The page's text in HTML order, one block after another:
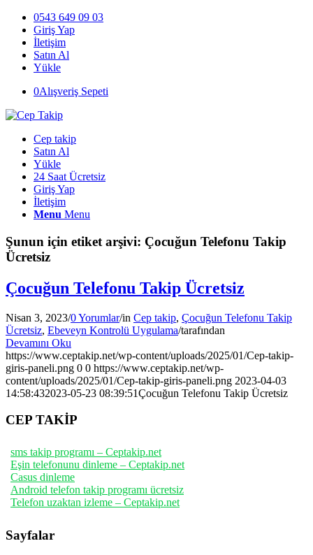
0543 649 09 03
Giriş Yap
İletişim
Satın Al
Yükle
0Alışveriş Sepeti
Cep takip
Satın Al
Yükle
24 Saat Ücretsiz
Giriş Yap
İletişim
Menu Menu
Şunun için etiket arşivi: Çocuğun Telefonu Takip
Ücretsiz
Çocuğun Telefonu Takip Ücretsiz
Nisan 3, 2023/0 Yorumlar/in Cep takip, Çocuğun Telefonu Takip
Ücretsiz, Ebeveyn Kontrolü Uygulama/tarafından
Devamını Oku
https://www.ceptakip.net/wp-content/uploads/2025/01/Cep-takip-
giris-paneli.png 0 0 https://www.ceptakip.net/wp-
content/uploads/2025/01/Cep-takip-giris-paneli.png 2023-04-03
14:58:432023-05-23 08:39:51Çocuğun Telefonu Takip Ücretsiz
CEP TAKİP
sms takip programı – Ceptakip.net
Eşin telefonunu dinleme – Ceptakip.net
Casus dinleme
Android telefon takip programı ücretsiz
Telefon uzaktan izleme – Ceptakip.net
Sayfalar